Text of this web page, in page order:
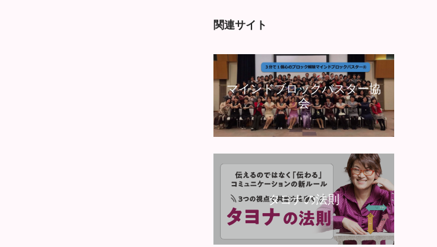
関連サイト
マインドブロックバスター協
会
タヨナの法則